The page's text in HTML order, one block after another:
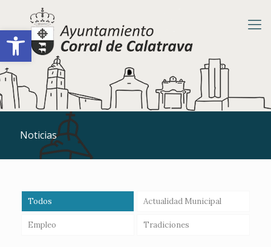
Abrir barra de herramientas
Noticias
Todos Actualidad Municipal
Empleo Tradiciones